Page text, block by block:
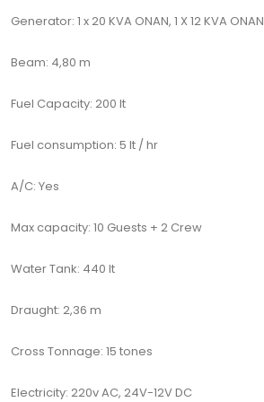
Generator: 1 x 20 KVA ONAN, 1 X 12 KVA ONAN
Beam: 4,80 m
Fuel Capacity: 200 lt
Fuel consumption: 5 lt / hr
A/C: Yes
Max capacity: 10 Guests + 2 Crew
Water Tank: 440 lt
Draught: 2,36 m
Cross Tonnage: 15 tones
Electricity: 220v AC, 24V-12V DC